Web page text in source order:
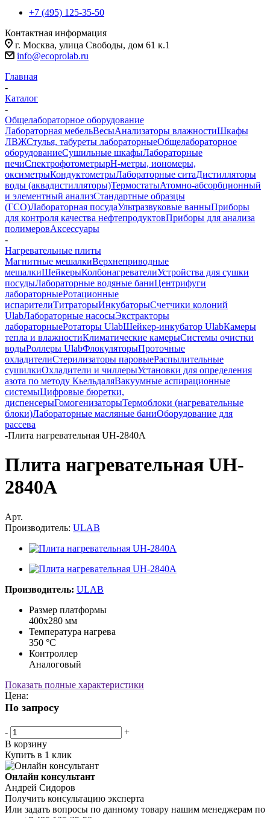
+7 (495) 125-35-50
Контактная информация
г. Москва, улица Свободы, дом 61 к.1
info@ecoprolab.ru
Главная
-
Каталог
-
Общелабораторное оборудование
Лабораторная мебельВесыАнализаторы влажностиШкафы
ЛВЖСтулья, табуреты лабораторныеОбщелабораторное
оборудованиеСушильные шкафыЛабораторные
печиСпектрофотометрыpH-метры, иономеры,
оксиметрыКондуктометрыЛабораторные ситаДистилляторы
воды (аквадистилляторы)ТермостатыАтомно-абсорбционный
и элементный анализСтандартные образцы
(ГСО)Лабораторная посудаУльтразвуковые ванныПриборы
для контроля качества нефтепродуктовПриборы для анализа
полимеровАксессуары
-
Нагревательные плиты
Магнитные мешалкиВерхнеприводные
мешалкиШейкерыКолбонагревателиУстройства для сушки
посудыЛабораторные водяные баниЦентрифуги
лабораторныеРотационные
испарителиТитраторыИнкубаторыСчетчики колоний
UlabЛабораторные насосыЭкстракторы
лабораторныеРотаторы UlabШейкер-инкубатор UlabКамеры
тепла и влажностиКлиматические камерыСистемы очистки
водыРоллеры UlabФлокуляторыПроточные
охладителиСтерилизаторы паровыеРаспылительные
сушилкиОхладители и чиллерыУстановки для определения
азота по методу КьельдаляВакуумные аспирационные
системыЦифровые бюретки,
диспенсерыГомогенизаторыТермоблоки (нагревательные
блоки)Лабораторные масляные баниОборудование для
рассева
-Плита нагревательная UH-2840A
Плита нагревательная UH-
2840A
Арт.
Производитель: ULAB
Производитель: ULAB
Размер платформы
400х280 мм
Температура нагрева
350 °С
Контроллер
Аналоговый
Показать полные характеристики
Цена:
По запросу
-
+
В корзину
Купить в 1 клик
Онлайн консультант
Андрей Сидоров
Получить консультацию эксперта
Или задать вопросы по данному товару нашим менеджерам по